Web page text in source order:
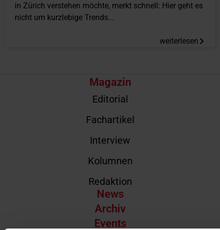
in Zürich verstehen möchte, merkt schnell: Hier geht es
nicht um kurzlebige Trends...
weiterlesen
Magazin
Editorial
Fachartikel
Interview
Kolumnen
Redaktion
News
Archiv
Events